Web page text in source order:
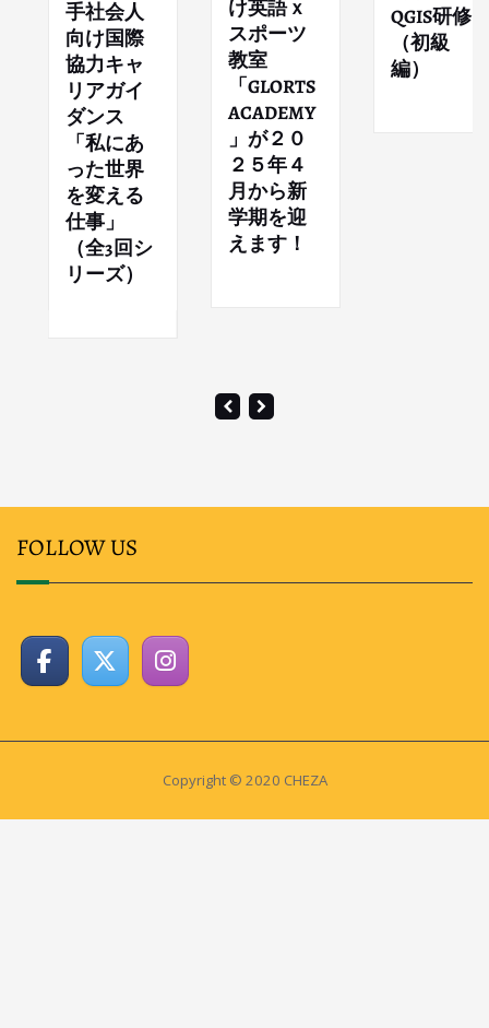
手社会人
向け国際
協力キャ
リアガイ
ダンス
「私にあ
った世界
を変える
仕事」
（全3回シ
リーズ）
け英語ｘ
スポーツ
教室
「GLORTS
ACADEMY
」が２０
２５年４
月から新
学期を迎
えます！
QGIS研修
（初級
編）
FOLLOW US
Copyright © 2020 CHEZA